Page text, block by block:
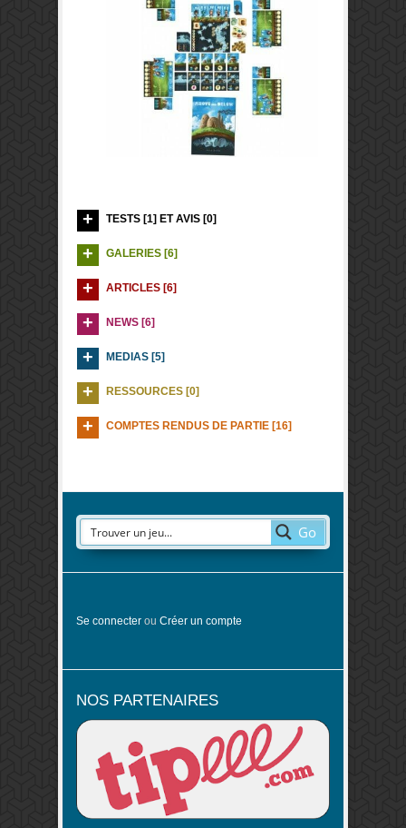
TESTS [1] ET AVIS [0]
GALERIES [6]
ARTICLES [6]
NEWS [6]
MEDIAS [5]
RESSOURCES [0]
COMPTES RENDUS DE PARTIE [16]
Go
Se connecter ou Créer un compte
NOS PARTENAIRES